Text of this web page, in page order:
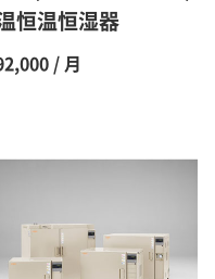
60％（割引率 40％）
55％（割引率45％）
45％（割引率55％）
恒温恒湿器
/ 月